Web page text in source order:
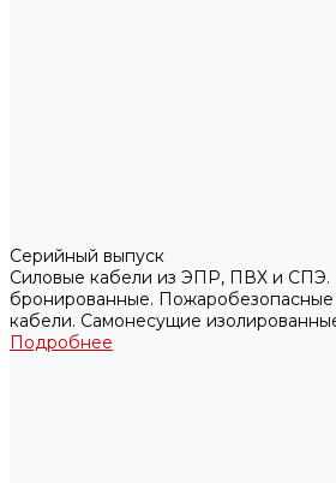
Серийный выпуск
Силовые кабели из ЭПР, ПВХ и СПЭ.
бронированные. Пожаробезопасные
кабели. Самонесущие
Подробнее